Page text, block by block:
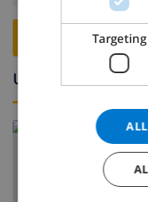
Umgebung
Targeting